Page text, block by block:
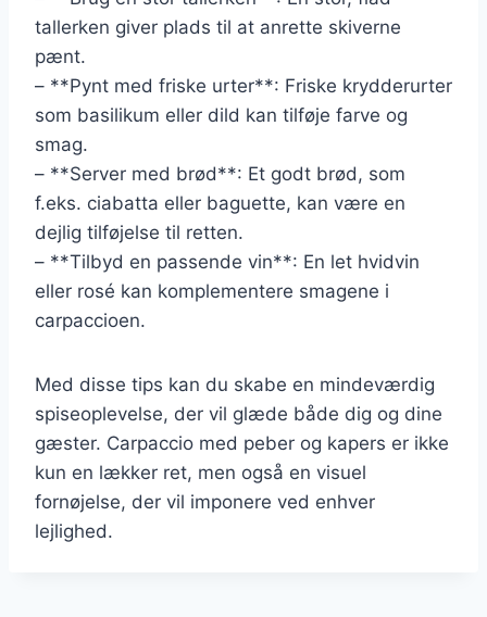
tallerken giver plads til at anrette skiverne
pænt.
– **Pynt med friske urter**: Friske krydderurter
som basilikum eller dild kan tilføje farve og
smag.
– **Server med brød**: Et godt brød, som
f.eks. ciabatta eller baguette, kan være en
dejlig tilføjelse til retten.
– **Tilbyd en passende vin**: En let hvidvin
eller rosé kan komplementere smagene i
carpaccioen.
Med disse tips kan du skabe en mindeværdig
spiseoplevelse, der vil glæde både dig og dine
gæster. Carpaccio med peber og kapers er ikke
kun en lækker ret, men også en visuel
fornøjelse, der vil imponere ved enhver
lejlighed.